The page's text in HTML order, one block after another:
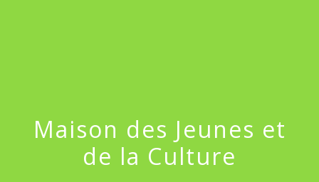
Maison des Jeunes et
de la Culture